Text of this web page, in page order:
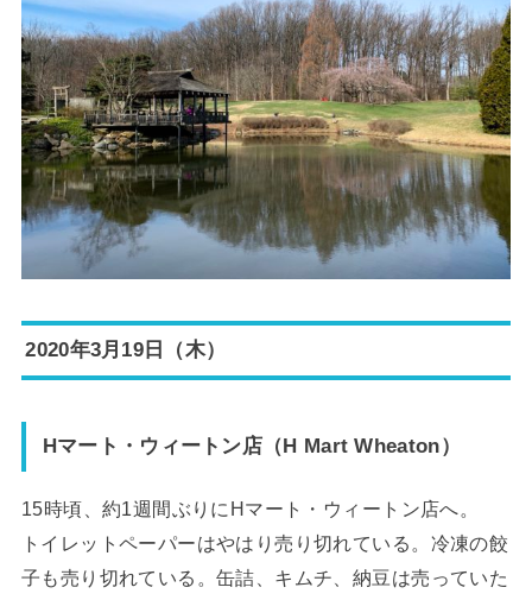
2020年3月19日（木）
Hマート・ウィートン店（H Mart Wheaton）
15時頃、約1週間ぶりにHマート・ウィートン店へ。
トイレットペーパーはやはり売り切れている。冷凍の餃
子も売り切れている。缶詰、キムチ、納豆は売っていた